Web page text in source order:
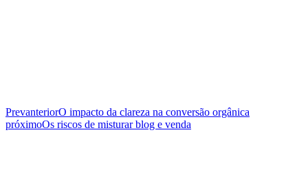
PrevanteriorO impacto da clareza na conversão orgânica
próximoOs riscos de misturar blog e venda